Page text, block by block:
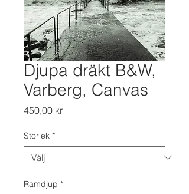
Djupa dräkt B&W,
Varberg, Canvas
450,00 krPris
Storlek *
Ramdjup *